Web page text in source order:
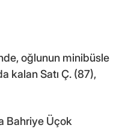
oğlunun minibüsle
kalan Satı Ç. (87),
Bahriye Üçok